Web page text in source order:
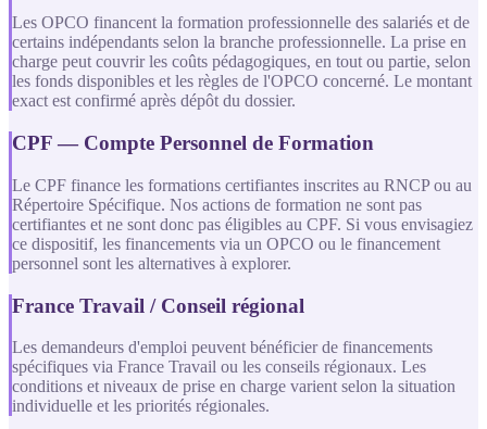
Les OPCO financent la formation professionnelle des salariés et de
certains indépendants selon la branche professionnelle. La prise en
charge peut couvrir les coûts pédagogiques, en tout ou partie, selon
les fonds disponibles et les règles de l'OPCO concerné. Le montant
exact est confirmé après dépôt du dossier.
CPF — Compte Personnel de Formation
Le CPF finance les formations certifiantes inscrites au RNCP ou au
Répertoire Spécifique. Nos actions de formation ne sont pas
certifiantes et ne sont donc pas éligibles au CPF. Si vous envisagiez
ce dispositif, les financements via un OPCO ou le financement
personnel sont les alternatives à explorer.
France Travail / Conseil régional
Les demandeurs d'emploi peuvent bénéficier de financements
spécifiques via France Travail ou les conseils régionaux. Les
conditions et niveaux de prise en charge varient selon la situation
individuelle et les priorités régionales.